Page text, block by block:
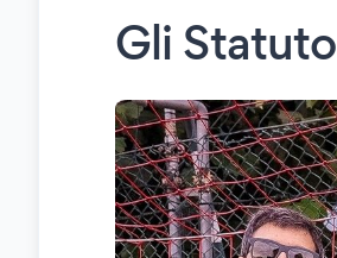
Gli Statuto